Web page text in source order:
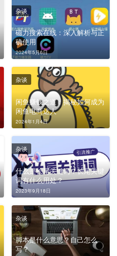
磁力搜索在线：深入解析与正
确使用
2024年5月6日
杂谈
闲鱼赚钱之道：揭秘如何成为
闲鱼电商达人
2024年1月4日
杂谈
什么是长尾关键词？长尾关键
词有什么用处？
2023年9月18日
杂谈
脚本是什么意思？自己怎么
写？
杂谈